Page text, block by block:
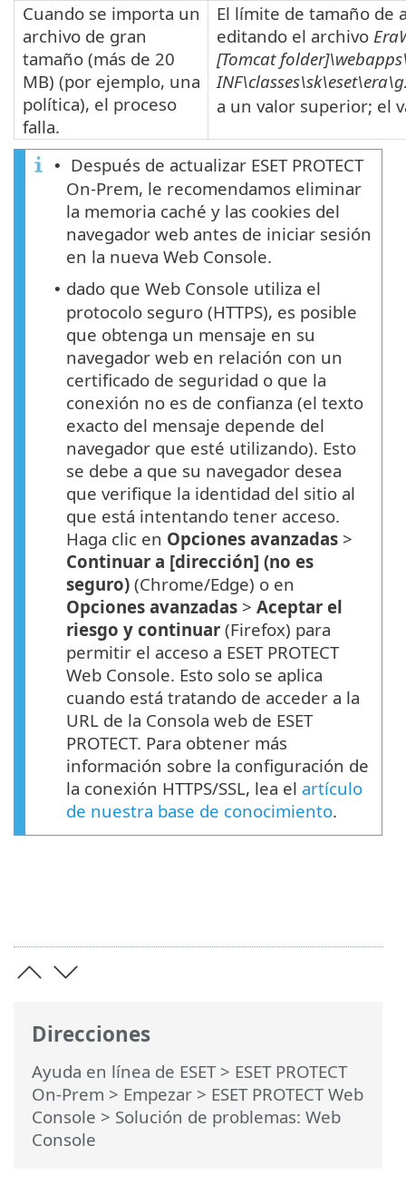
Direcciones
Ayuda en línea de ESET> ESET PROTECT
On-Prem > Empezar > ESET PROTECT Web
Console > Solución de problemas: Web
Console
Cuando se importa un
archivo de gran
tamaño (más de 20
MB) (por ejemplo, una
política), el proceso
falla.
El límite de tamaño de
editando el archivo
[Tomcat
a un valor superior; el
•
Después de actualizar ESET PROTECT
On-Prem, le recomendamos eliminar
la memoria caché y las cookies del
navegador web antes de iniciar sesión
en la nueva Web Console.
• dado que Web Console utiliza el
protocolo seguro (HTTPS), es posible
que obtenga un mensaje en su
navegador web en relación con un
certificado de seguridad o que la
conexión no es de confianza (el texto
exacto del mensaje depende del
navegador que esté utilizando). Esto
se debe a que su navegador desea
que verifique la identidad del sitio al
que está intentando tener acceso.
Haga clic en Opciones avanzadas >
Continuar a [dirección] (no es
seguro) (Chrome/Edge) o en
Opciones avanzadas > Aceptar el
riesgo y continuar (Firefox) para
permitir el acceso a ESET PROTECT
Web Console. Esto solo se aplica
cuando está tratando de acceder a la
URL de la Consola web de ESET
PROTECT. Para obtener más
información sobre la configuración de
la conexión HTTPS/SSL, lea el artículo
de nuestra base de conocimiento.